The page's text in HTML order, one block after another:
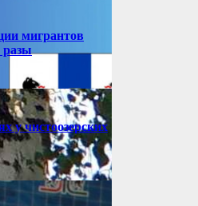
мигрантов
разы
у чистоозерских